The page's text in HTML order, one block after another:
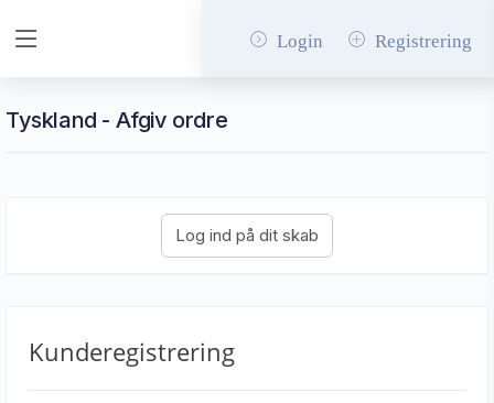
Login Registrering
Tyskland - Afgiv ordre
Kunderegistrering